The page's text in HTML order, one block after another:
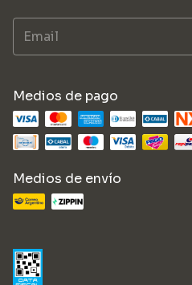
Medios de pago
Medios de envío